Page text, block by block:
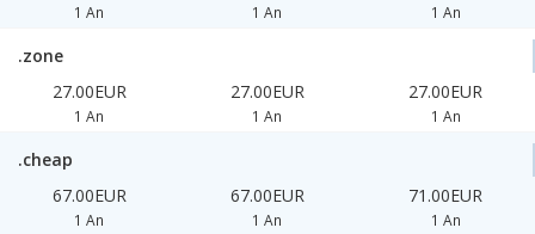
1 An 1 An 1 An
.zone
27.00EUR
1 An
27.00EUR
1 An
27.00EUR
1 An
.cheap
67.00EUR
1 An
67.00EUR
1 An
71.00EUR
1 An